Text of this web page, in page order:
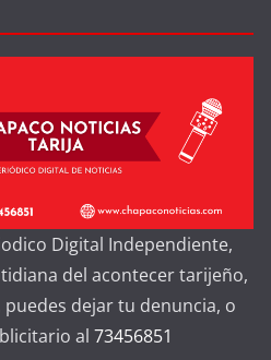
Digital Independiente,
del acontecer tarijeño,
dejar tu denuncia, o
al 73456851